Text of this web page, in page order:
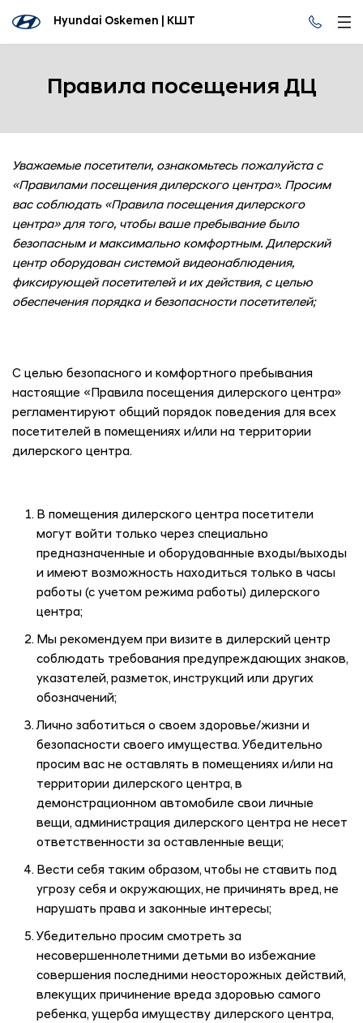
Hyundai Oskemen | КШТ
Правила посещения ДЦ
Уважаемые посетители, ознакомьтесь пожалуйста с
«Правилами посещения дилерского центра». Просим
вас соблюдать «Правила посещения дилерского
центра» для того, чтобы ваше пребывание было
безопасным и максимально комфортным. Дилерский
центр оборудован системой видеонаблюдения,
фиксирующей посетителей и их действия, с целью
обеспечения порядка и безопасности посетителей;
C целью безопасного и комфортного пребывания
настоящие «Правила посещения дилерского центра»
регламентируют общий порядок поведения для всех
посетителей в помещениях и/или на территории
дилерского центра.
В помещения дилерского центра посетители
могут войти только через специально
предназначенные и оборудованные входы/выходы
и имеют возможность находиться только в часы
работы (с учетом режима работы) дилерского
центра;
Мы рекомендуем при визите в дилерский центр
соблюдать требования предупреждающих знаков,
указателей, разметок, инструкций или других
обозначений;
Лично заботиться о своем здоровье/жизни и
безопасности своего имущества. Убедительно
просим вас не оставлять в помещениях и/или на
территории дилерского центра, в
демонстрационном автомобиле свои личные
вещи, администрация дилерского центра не несет
ответственности за оставленные вещи;
Вести себя таким образом, чтобы не ставить под
угрозу себя и окружающих, не причинять вред, не
нарушать права и законные интересы;
Убедительно просим смотреть за
несовершеннолетними детьми во избежание
совершения последними неосторожных действий,
влекущих причинение вреда здоровью самого
ребенка, ущерба имуществу дилерского центра,